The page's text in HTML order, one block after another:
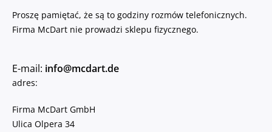
Proszę pamiętać, że są to godziny rozmów telefonicznych.
Firma McDart nie prowadzi sklepu fizycznego.
E-mail: info@mcdart.de
adres:
Firma McDart GmbH
Ulica Olpera 34